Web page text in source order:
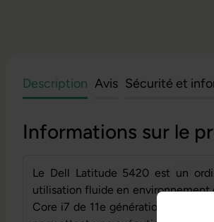
Description Avis Sécurité et
Informations sur le
Le Dell Latitude 5420 est un
utilisation fluide en environnement
Core i7 de 11e génération, 16 Go